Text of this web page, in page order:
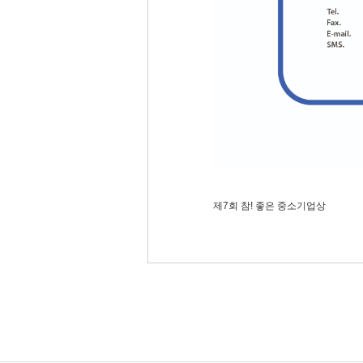
제7회 참! 좋은 중소기업상